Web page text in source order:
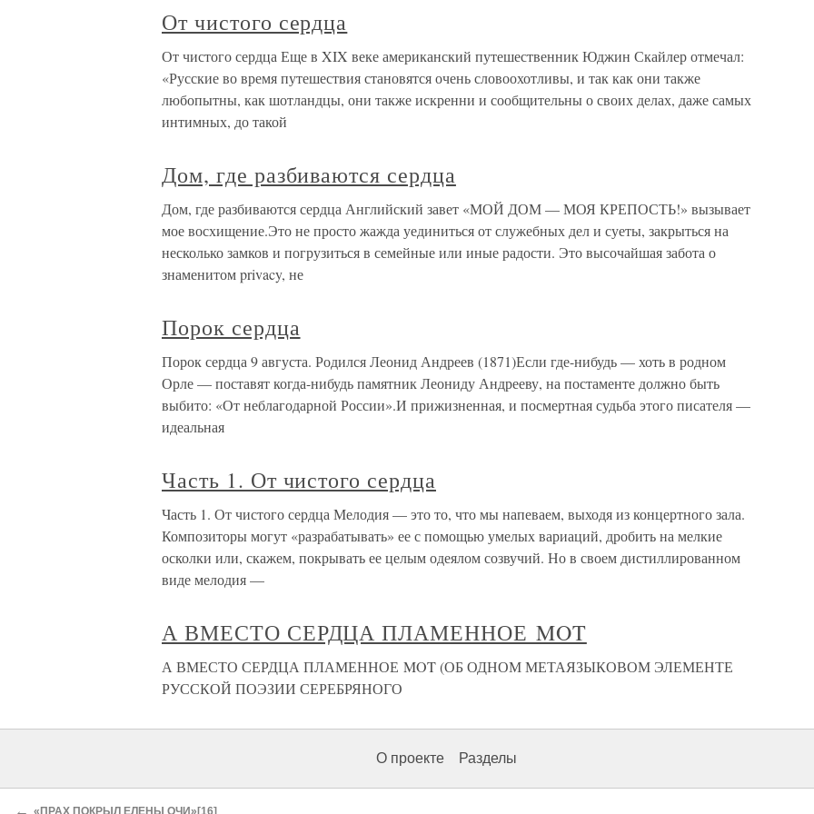
От чистого сердца
От чистого сердца Еще в XIX веке американский путешественник Юджин Скайлер отмечал:
«Русские во время путешествия становятся очень словоохотливы, и так как они также
любопытны, как шотландцы, они также искренни и сообщительны о своих делах, даже самых
интимных, до такой
Дом, где разбиваются сердца
Дом, где разбиваются сердца Английский завет «МОЙ ДОМ — МОЯ КРЕПОСТЬ!» вызывает
мое восхищение.Это не просто жажда уединиться от служебных дел и суеты, закрыться на
несколько замков и погрузиться в семейные или иные радости. Это высочайшая забота о
знаменитом privacy, не
Порок сердца
Порок сердца 9 августа. Родился Леонид Андреев (1871)Если где-нибудь — хоть в родном
Орле — поставят когда-нибудь памятник Леониду Андрееву, на постаменте должно быть
выбито: «От неблагодарной России».И прижизненная, и посмертная судьба этого писателя —
идеальная
Часть 1. От чистого сердца
Часть 1. От чистого сердца Мелодия — это то, что мы напеваем, выходя из концертного зала.
Композиторы могут «разрабатывать» ее с помощью умелых вариаций, дробить на мелкие
осколки или, скажем, покрывать ее целым одеялом созвучий. Но в своем дистиллированном
виде мелодия —
А ВМЕСТО СЕРДЦА ПЛАМЕННОЕ MOT
А ВМЕСТО СЕРДЦА ПЛАМЕННОЕ MOT (ОБ ОДНОМ МЕТАЯЗЫКОВОМ ЭЛЕМЕНТЕ
РУССКОЙ ПОЭЗИИ СЕРЕБРЯНОГО
О проекте Разделы
← «ПРАХ ПОКРЫЛ ЕЛЕНЫ ОЧИ»[16]